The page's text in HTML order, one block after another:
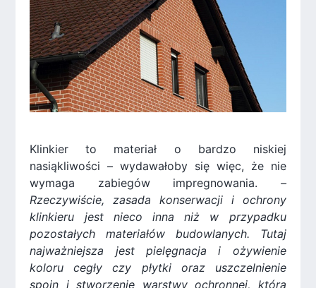
Klinkier to materiał o bardzo niskiej
nasiąkliwości – wydawałoby się więc, że nie
wymaga zabiegów impregnowania. –
Rzeczywiście, zasada konserwacji i ochrony
klinkieru jest nieco inna niż w przypadku
pozostałych materiałów budowlanych. Tutaj
najważniejsza jest pielęgnacja i ożywienie
koloru cegły czy płytki oraz uszczelnienie
spoin i stworzenie warstwy ochronnej, która